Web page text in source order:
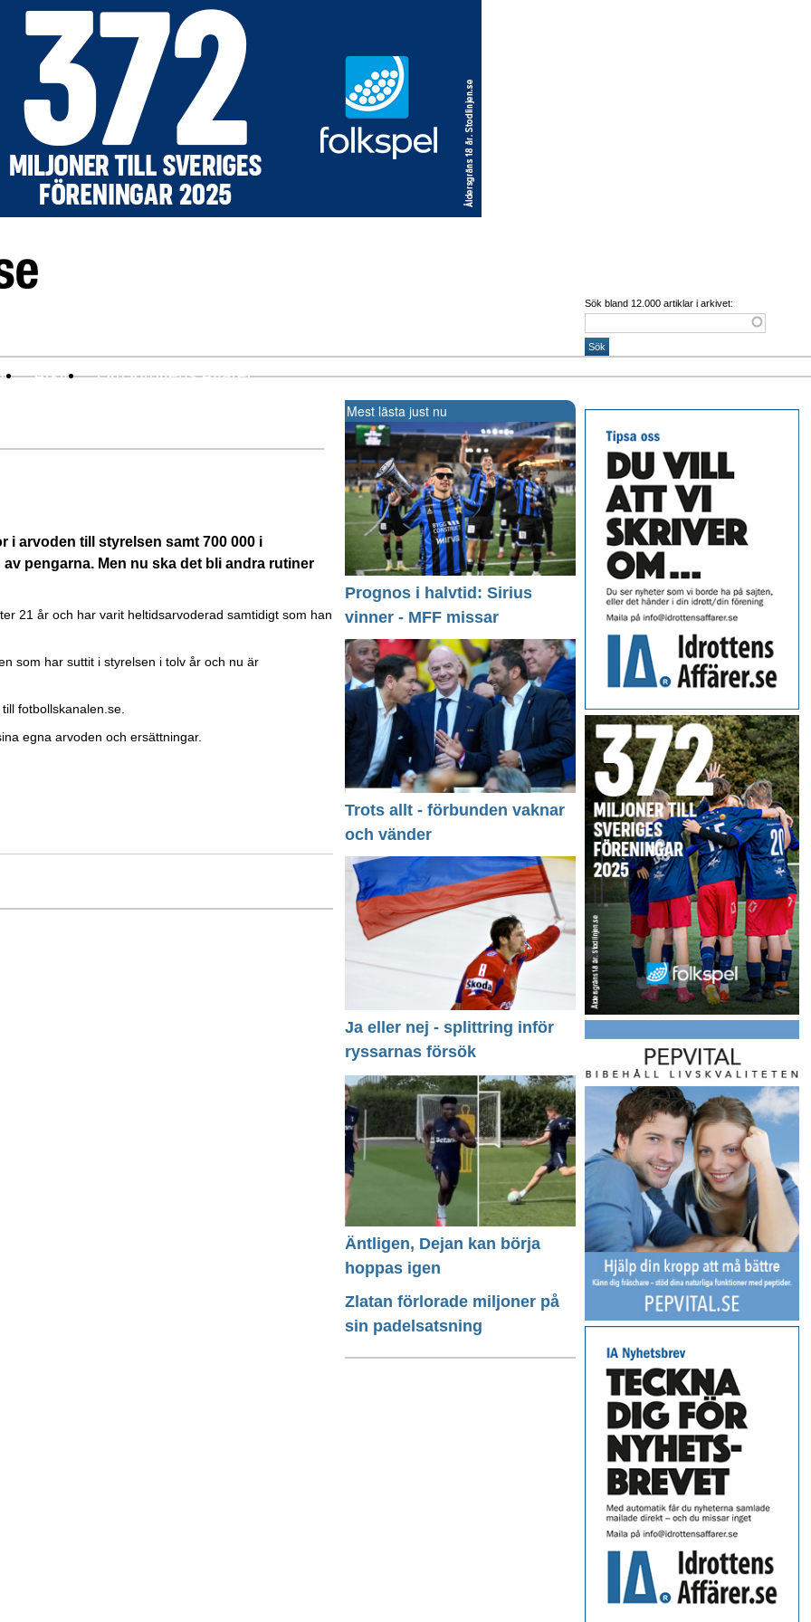
Sök bland 12.000 artiklar i arkivet:
Arkiv Om Idrottens Affärer
i arvoden till styrelsen samt 700 000 i
pengarna. Men nu ska det bli andra rutiner
21 år och har varit heltidsarvoderad samtidigt som han
som har suttit i styrelsen i tolv år och nu är
fotbollskanalen.se.
egna arvoden och ersättningar.
Mest lästa just nu
Prognos i halvtid: Sirius
vinner - MFF missar
Trots allt - förbunden vaknar
och vänder
Ja eller nej - splittring inför
ryssarnas försök
Äntligen, Dejan kan börja
hoppas igen
Zlatan förlorade miljoner på
sin padelsatsning